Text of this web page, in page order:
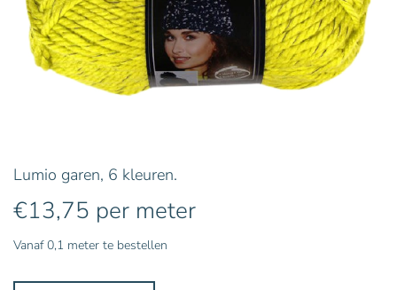
Lumio garen, 6 kleuren.
€13,75 per meter
Vanaf 0,1 meter te bestellen